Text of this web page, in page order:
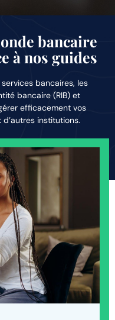
bancaire
à nos guides
bancaires, les
bancaire (RIB) et
efficacement vos
institutions.